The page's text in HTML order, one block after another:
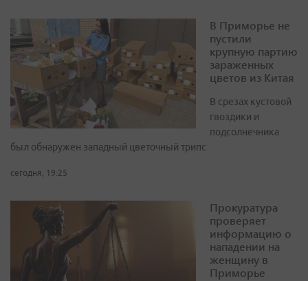
В Приморье не
пустили
крупную партию
зараженных
цветов из Китая
В срезах кустовой
гвоздики и
подсолнечника
был обнаружен западный цветочный трипс
сегодня, 19:25
Прокуратура
проверяет
информацию о
нападении на
женщину в
Приморье